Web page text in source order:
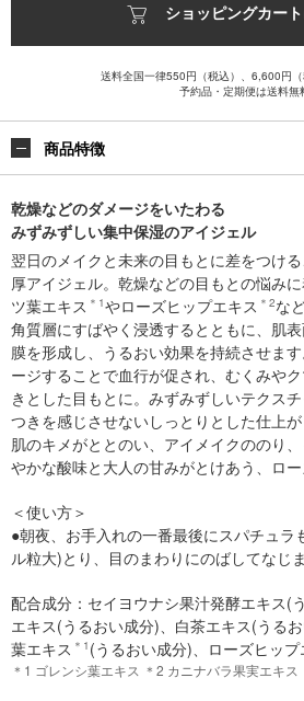
ショッピングカー
送料全国一律550円（税込）、6,600円
予約品・定期便は送料無
商品特徴
乾燥などのダメージをいたわる
みずみずしい集中保湿のアイジェル
翌日のメイクと未来の目もとに差をつけ
厚アイジェル。乾燥などの目もとの悩み
ツ葉エキス ＊1やローズヒップエキス ＊2な
角質層にすばやく浸透するとともに、肌
膜を形成し、うるおい効果を持続させま
ージすることで血行が促され、むくみや
きとした目もとに。みずみずしいテクス
つきを感じさせないしっとりとした仕上が
肌のキメがととのい、アイメイクののり
やかな酸味と大人の甘みがとけあう、ロー
＜使い方＞
●朝夜、お手入れの一番最後にスパチュラ
ル粒大)とり、目のまわりにのばしてなじ
配合成分：セイヨウナシ果汁発酵エキス(
エキス(うるおい成分)、白茶エキス(うる
葉エキス ＊1 (うるおい成分)、ローズヒップ
＊1 ゴレンシ葉エキス ＊2 カニナバラ果実エキス